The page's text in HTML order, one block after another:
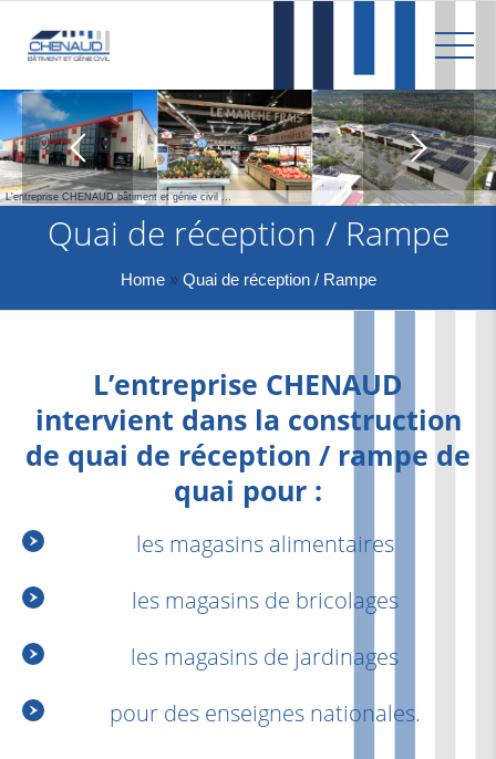
L'entreprise CHENAUD bâtiment et génie civil ...
Quai de réception / Rampe
Home » Quai de réception / Rampe
L’entreprise CHENAUD
intervient dans la construction
de quai de réception / rampe de
quai pour :
les magasins alimentaires
les magasins de bricolages
les magasins de jardinages
pour des enseignes nationales.